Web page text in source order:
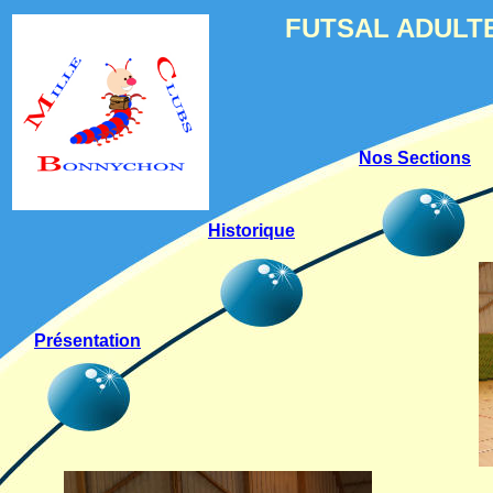
Historique
Nos Sections
Présentation
FUTSAL